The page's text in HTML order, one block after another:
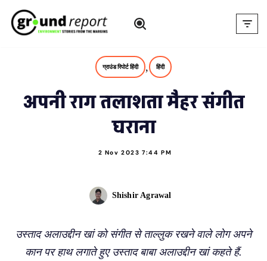
Skip
ग्राउंड रिपोर्ट हिंदी , हिंदी
अपनी राग तलाशता मैहर संगीत
घराना
2 Nov 2023 7:44 PM
Shishir Agrawal
उस्ताद अलाउद्दीन खां को संगीत से ताल्लुक रखने वाले लोग अपने
कान पर हाथ लगाते हुए उस्ताद बाबा अलाउद्दीन खां कहते हैं.